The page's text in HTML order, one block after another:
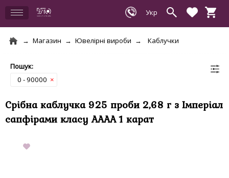
Магазин Ювелірні вироби Каблучки
0 - 90000 ×
Срібна каблучка 925 проби 2,68 г з Імперіал
сапфірами класу АААА 1 карат